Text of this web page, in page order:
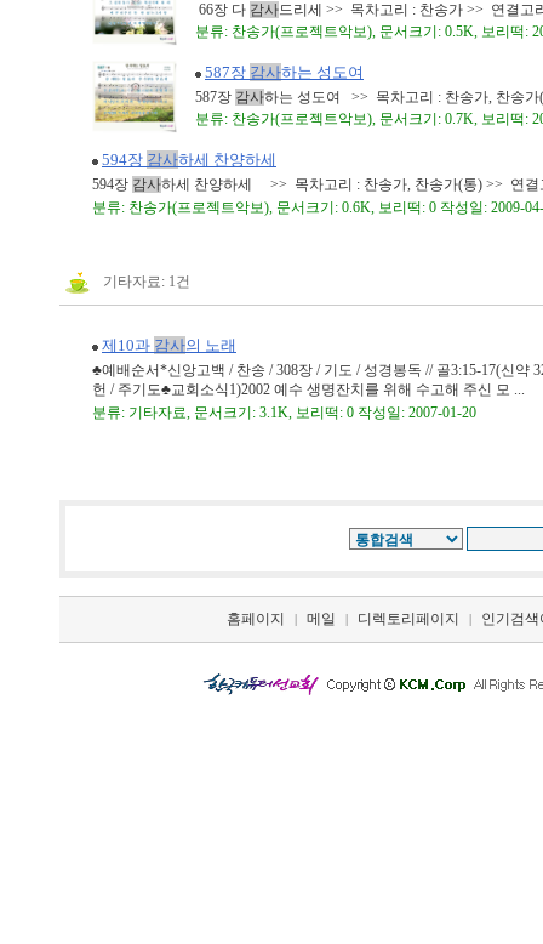
66장 다 감사드리세 >> 목차고리 : 찬송가 >> 연결고
분류: 찬송가(프로젝트악보), 문서크기: 0.5K, 보리떡:
587장 감사하는 성도여
587장 감사하는 성도여 >> 목차고리 : 찬송가, 찬송
분류: 찬송가(프로젝트악보), 문서크기: 0.7K, 보리떡:
594장 감사하세 찬양하세
594장 감사하세 찬양하세 >> 목차고리 : 찬송가, 찬송가(통) >> 연결
분류: 찬송가(프로젝트악보), 문서크기: 0.6K, 보리떡: 0 작성일: 2009-
기타자료: 1건
제10과 감사의 노래
♣예배순서*신앙고백 / 찬송 / 308장 / 기도 / 성경봉독 // 골3:15-17(신약
헌 / 주기도♣교회소식1)2002 예수 생명잔치를 위해 수고해 주신 모 ...
분류: 기타자료, 문서크기: 3.1K, 보리떡: 0 작성일: 2007-01-20
홈페이지 | 메일 | 디렉토리페이지 | 인기검색